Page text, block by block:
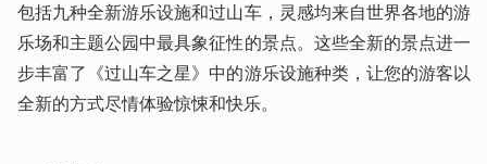
包括九种全新游乐设施和过山车，灵感均来自世界各地的游
乐场和主题公园中最具象征性的景点。这些全新的景点进一
步丰富了《过山车之星》中的游乐设施种类，让您的游客以
全新的方式尽情体验惊悚和快乐。